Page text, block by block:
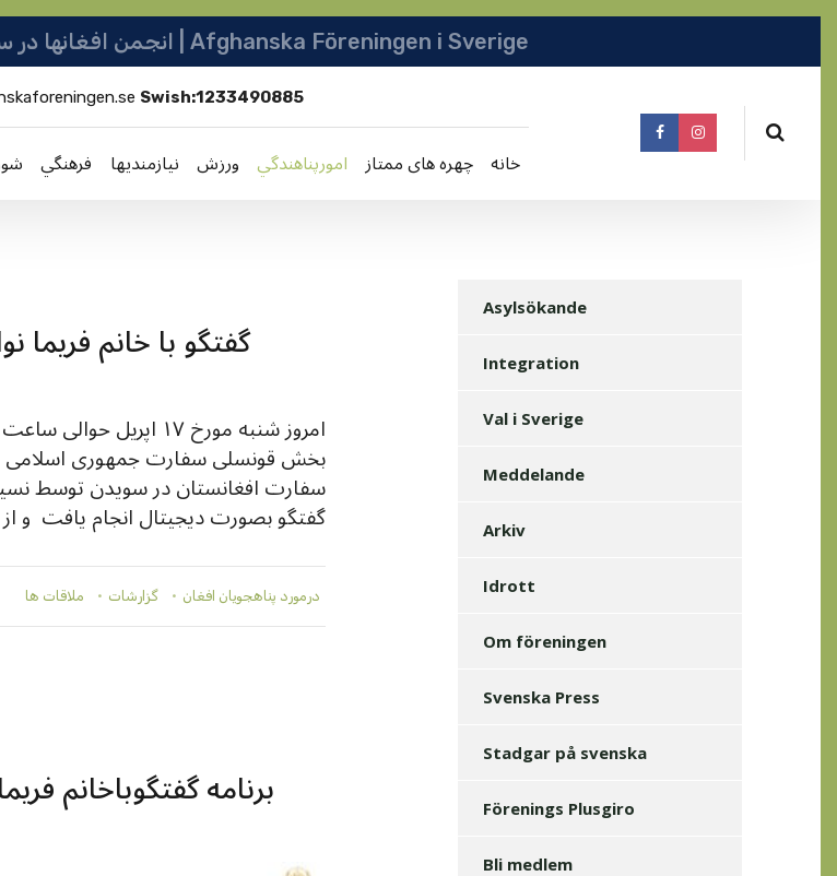
انجمن افغانها در سویدن | په سویدن کی دافغانانو ټولنه | Afghanska Föreningen i Sverige
Swish:1233490885
فرهنگي نيازمنديها ورزش امورپناهندگي چهره های ممتاز خانه
گفتگو با خانم فریما
امروز شنبه مورخ ۱۷
بخش قونسلی سفارت جمهوری اسلامی
سفارت افغانستان در سویدن توسط
گفتگو بصورت دیجیتال انجام یافت و
درمورد پناهجويان افغان گزارشات ملاقات ها
برنامه گفتگوباخانم
Asylsökande
Integration
Val i Sverige
Meddelande
Arkiv
Idrott
Om föreningen
Svenska Press
Stadgar på svenska
Förenings Plusgiro
Bli medlem